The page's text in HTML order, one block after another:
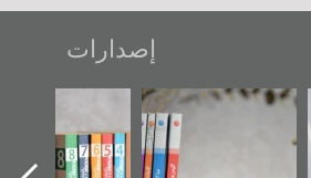
إصدارات
تصنيف موضوعي
للوثائق البريطانية
يقدمه «مركز أوال»
تصدر حصاد
الساحات 2019